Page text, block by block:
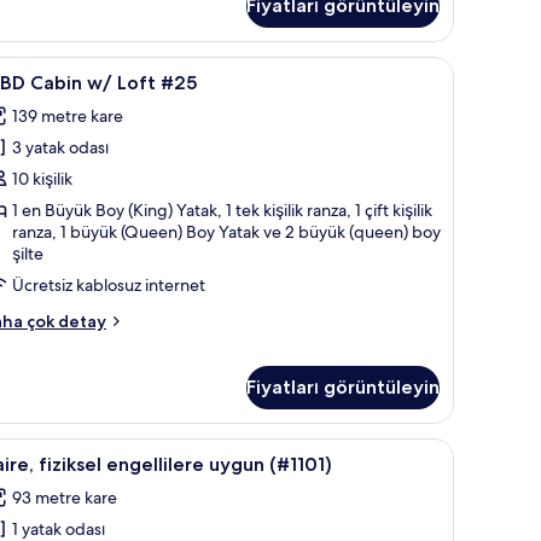
Fiyatları görüntüleyin
Manzaralı | Güneşlik/perde, ütü/ütü masası, ücretsiz kablosuz İnternet
3-BD Cabin w/ Loft #25 | Güneşlik/perde,
10 Cabin w/ Loft #25
139 metre kare
3 yatak odası
10 kişilik
1 en Büyük Boy (King) Yatak, 1 tek kişilik ranza, 1 çift kişilik
ranza, 1 büyük (Queen) Boy Yatak ve 2 büyük (queen) boy
şilte
Ücretsiz kablosuz internet
çok detay
Fiyatları görüntüleyin
televizyon Güneşlik/perde, ütü/ütü masası, ücretsiz
1 fiziksel engellilere uygun (#1101)
93 metre kare
1 yatak odası